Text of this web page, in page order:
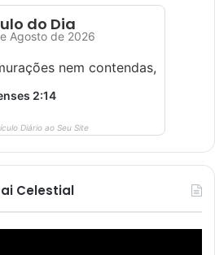
do Dia
Agosto de 2026
nem contendas,
2:14
Diário ao Seu Site
Celestial